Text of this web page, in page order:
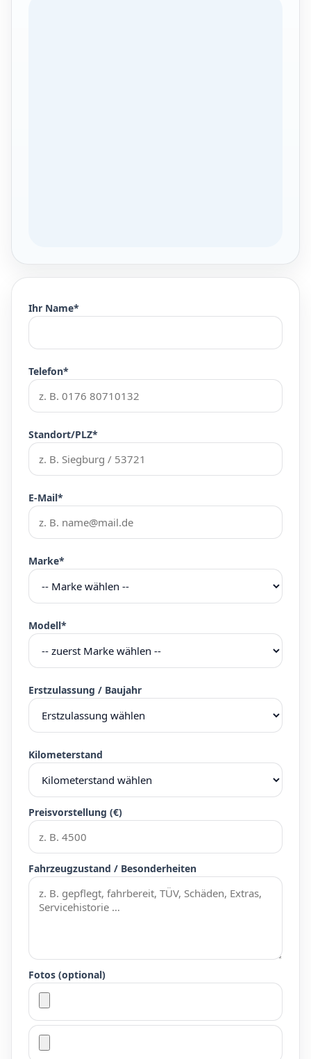
Ihr Name*
Telefon*
Standort/PLZ*
E-Mail*
Marke*
Modell*
Erstzulassung / Baujahr
Kilometerstand
Preisvorstellung (€)
Fahrzeugzustand / Besonderheiten
Fotos (optional)